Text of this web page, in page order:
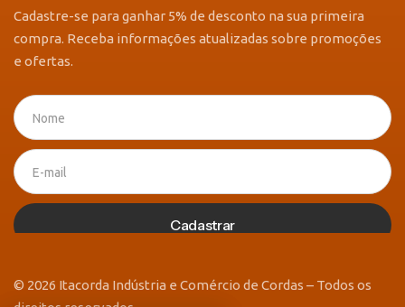
Cadastre-se para ganhar 5% de desconto na sua primeira
compra. Receba informações atualizadas sobre promoções
e ofertas.
Cadastrar
© 2026 Itacorda Indústria e Comércio de Cordas – Todos os